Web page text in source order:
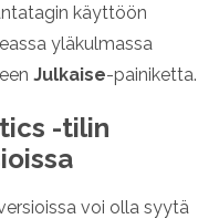
käyttöön
yläkulmassa
Julkaise-painiketta.
-tilin
voi olla syytä